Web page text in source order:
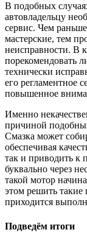
В подобных
автовладельцу
сервис. Чем
мастерские, тем
неисправности. В
порекомендовать
технически
его регламентное
повышенное
Именно
причиной
Смазка может
обеспечивая
так и приводить к
буквально через
такой мотор
этом решить
приходится
Подведём итоги